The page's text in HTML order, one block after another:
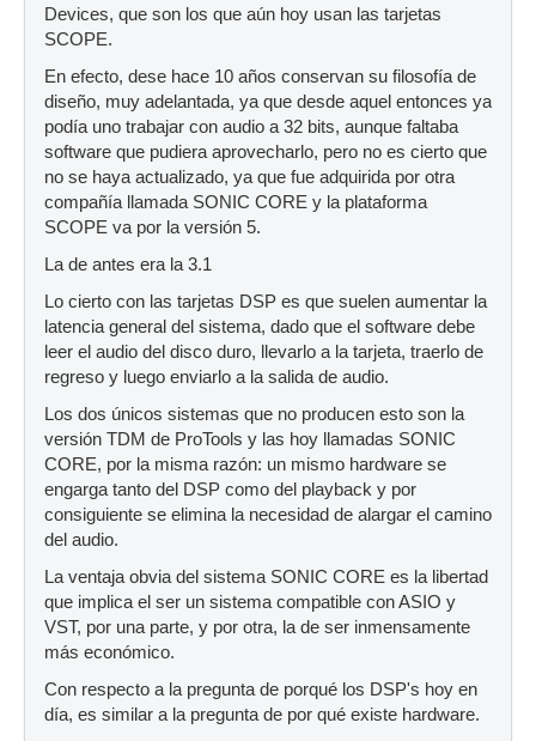
Devices, que son los que aún hoy usan las tarjetas
SCOPE.
En efecto, dese hace 10 años conservan su filosofía de
diseño, muy adelantada, ya que desde aquel entonces ya
podía uno trabajar con audio a 32 bits, aunque faltaba
software que pudiera aprovecharlo, pero no es cierto que
no se haya actualizado, ya que fue adquirida por otra
compañía llamada SONIC CORE y la plataforma
SCOPE va por la versión 5.
La de antes era la 3.1
Lo cierto con las tarjetas DSP es que suelen aumentar la
latencia general del sistema, dado que el software debe
leer el audio del disco duro, llevarlo a la tarjeta, traerlo de
regreso y luego enviarlo a la salida de audio.
Los dos únicos sistemas que no producen esto son la
versión TDM de ProTools y las hoy llamadas SONIC
CORE, por la misma razón: un mismo hardware se
engarga tanto del DSP como del playback y por
consiguiente se elimina la necesidad de alargar el camino
del audio.
La ventaja obvia del sistema SONIC CORE es la libertad
que implica el ser un sistema compatible con ASIO y
VST, por una parte, y por otra, la de ser inmensamente
más económico.
Con respecto a la pregunta de porqué los DSP's hoy en
día, es similar a la pregunta de por qué existe hardware.